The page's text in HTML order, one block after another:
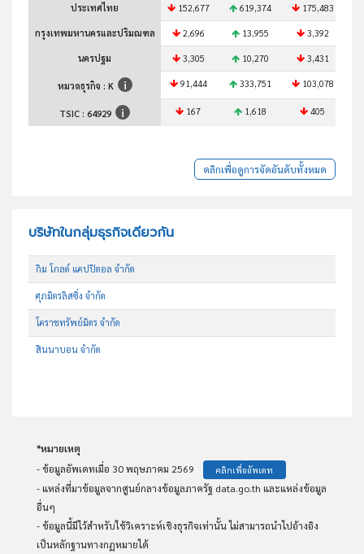
ประเทศไทย 152,677 619,374 175,483
กรุงเทพมหานครและปริมณฑล 2,696 13,955 3,392
นครปฐม 3,305 10,270 3,431
หมวดธุรกิจ : K 91,444 333,751 103,078
TSIC : 64929 167 1,618 405
คลิกเพื่อดูการจัดอันดับทั้งหมด
บริษัทในกลุ่มธุรกิจเดียวกัน
กิม โกลด์ แคปปิตอล จำกัด
ศุภมิตรลิสซิ่ง จำกัด
โคราชทรัพย์มิตร จำกัด
สินนาบอน จำกัด
*หมายเหตุ
- ข้อมูลอัพเดทเมื่อ 30 พฤษภาคม 2569
คลิกเพื่ออัพเดท
- แหล่งที่มาข้อมูลจากศูนย์กลางข้อมูลภาครัฐ data.go.th และแหล่งข้อมูล
อื่นๆ
- ข้อมูลนี้มีไว้สำหรับใช้วิเคราะห์เชิงธุรกิจเท่านั้น ไม่สามารถนำไปอ้างอิง
เป็นหลักฐานทางกฏหมายได้